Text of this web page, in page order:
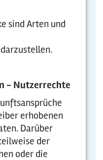
sind Arten und
- Nutzerrechte
erhobenen
Darüber
der
oder die